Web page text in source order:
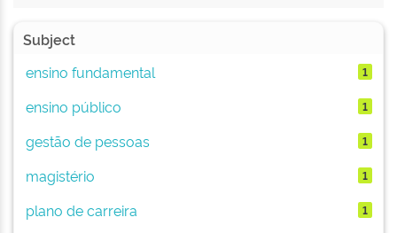
Subject
ensino fundamental
1
ensino público 1
gestão de pessoas 1
magistério 1
plano de carreira 1